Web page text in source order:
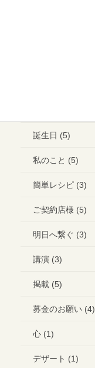
誕生日 (5)
私のこと (5)
簡単レシピ (3)
ご契約店様 (5)
明日へ繋ぐ (3)
講演 (3)
掲載 (5)
募金のお願い (4)
心 (1)
デザート (1)